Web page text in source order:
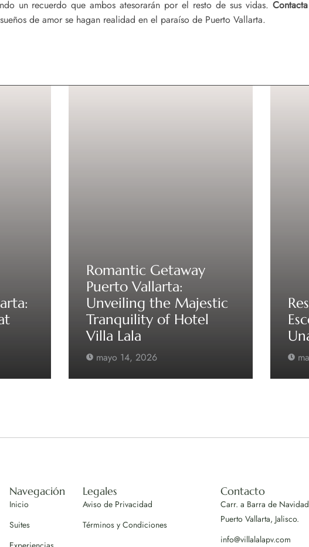
un recuerdo que ambos atesorarán por el resto de sus vidas.
de amor se hagan realidad en el paraíso de Puerto Vallarta.
Romantic Getaway
Puerto Vallarta:
Unveiling the Majestic
Tranquility of Hotel
Villa Lala
mayo 14, 2026
Navegación
Inicio
Suites
Legales
Aviso de Privacidad
Términos y Condiciones
Contacto
Carr. a Barra de
Puerto Vallarta, Jalisco.
info@villalalapv.com